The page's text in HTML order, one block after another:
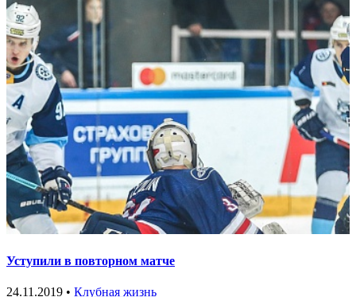
Уступили в повторном матче
24.11.2019 • Клубная жизнь